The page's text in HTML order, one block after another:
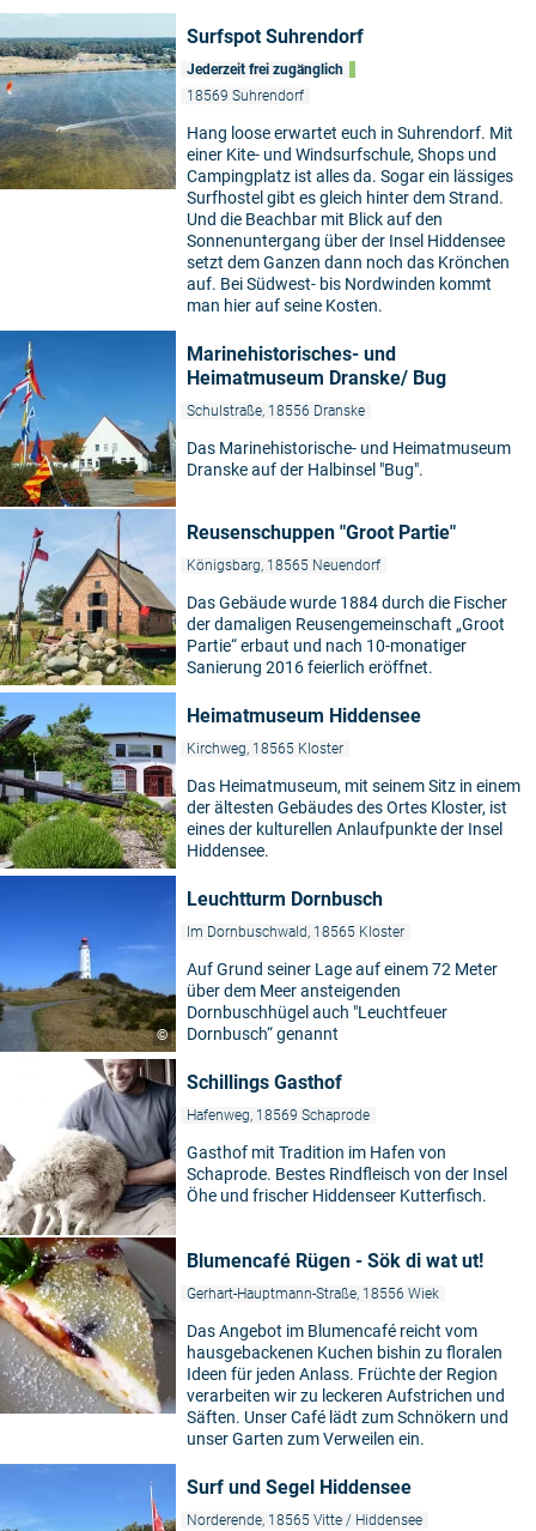
Surfspot Suhrendorf
Jederzeit frei zugänglich
18569 Suhrendorf
Hang loose erwartet euch in Suhrendorf. Mit
einer Kite- und Windsurfschule, Shops und
Campingplatz ist alles da. Sogar ein lässiges
Surfhostel gibt es gleich hinter dem Strand.
Und die Beachbar mit Blick auf den
Sonnenuntergang über der Insel Hiddensee
setzt dem Ganzen dann noch das Krönchen
auf. Bei Südwest- bis Nordwinden kommt
man hier auf seine Kosten.
Marinehistorisches- und
Heimatmuseum Dranske/ Bug
Schulstraße, 18556 Dranske
Das Marinehistorische- und Heimatmuseum
Dranske auf der Halbinsel "Bug".
Reusenschuppen "Groot Partie"
Königsbarg, 18565 Neuendorf
Das Gebäude wurde 1884 durch die Fischer
der damaligen Reusengemeinschaft „Groot
Partie“ erbaut und nach 10-monatiger
Sanierung 2016 feierlich eröffnet.
Heimatmuseum Hiddensee
Kirchweg, 18565 Kloster
Das Heimatmuseum, mit seinem Sitz in einem
der ältesten Gebäudes des Ortes Kloster, ist
eines der kulturellen Anlaufpunkte der Insel
Hiddensee.
©
Leuchtturm Dornbusch
Im Dornbuschwald, 18565 Kloster
Auf Grund seiner Lage auf einem 72 Meter
über dem Meer ansteigenden
Dornbuschhügel auch "Leuchtfeuer
Dornbusch“ genannt
Schillings Gasthof
Hafenweg, 18569 Schaprode
Gasthof mit Tradition im Hafen von
Schaprode. Bestes Rindfleisch von der Insel
Öhe und frischer Hiddenseer Kutterfisch.
Blumencafé Rügen - Sök di wat ut!
Gerhart-Hauptmann-Straße, 18556 Wiek
Das Angebot im Blumencafé reicht vom
hausgebackenen Kuchen bishin zu floralen
Ideen für jeden Anlass. Früchte der Region
verarbeiten wir zu leckeren Aufstrichen und
Säften. Unser Café lädt zum Schnökern und
unser Garten zum Verweilen ein.
Surf und Segel Hiddensee
Norderende, 18565 Vitte / Hiddensee